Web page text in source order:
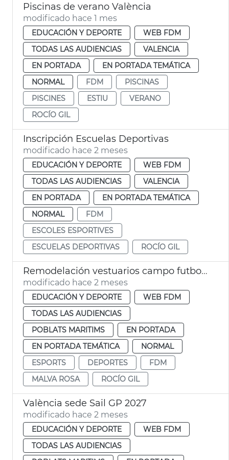
Piscinas de verano València
modificado hace 1 mes
EDUCACIÓN Y DEPORTE
WEB FDM
TODAS LAS AUDIENCIAS
VALENCIA
EN PORTADA
EN PORTADA TEMÁTICA
NORMAL
FDM
PISCINAS
PISCINES
ESTIU
VERANO
ROCÍO GIL
Inscripción Escuelas Deportivas
modificado hace 2 meses
EDUCACIÓN Y DEPORTE
WEB FDM
TODAS LAS AUDIENCIAS
VALENCIA
EN PORTADA
EN PORTADA TEMÁTICA
NORMAL
FDM
ESCOLES ESPORTIVES
ESCUELAS DEPORTIVAS
ROCÍO GIL
Remodelación vestuarios campo futbol la Malva-rosa València
modificado hace 2 meses
EDUCACIÓN Y DEPORTE
WEB FDM
TODAS LAS AUDIENCIAS
POBLATS MARITIMS
EN PORTADA
EN PORTADA TEMÁTICA
NORMAL
ESPORTS
DEPORTES
FDM
MALVA ROSA
ROCÍO GIL
València sede Sail GP 2027
modificado hace 2 meses
EDUCACIÓN Y DEPORTE
WEB FDM
TODAS LAS AUDIENCIAS